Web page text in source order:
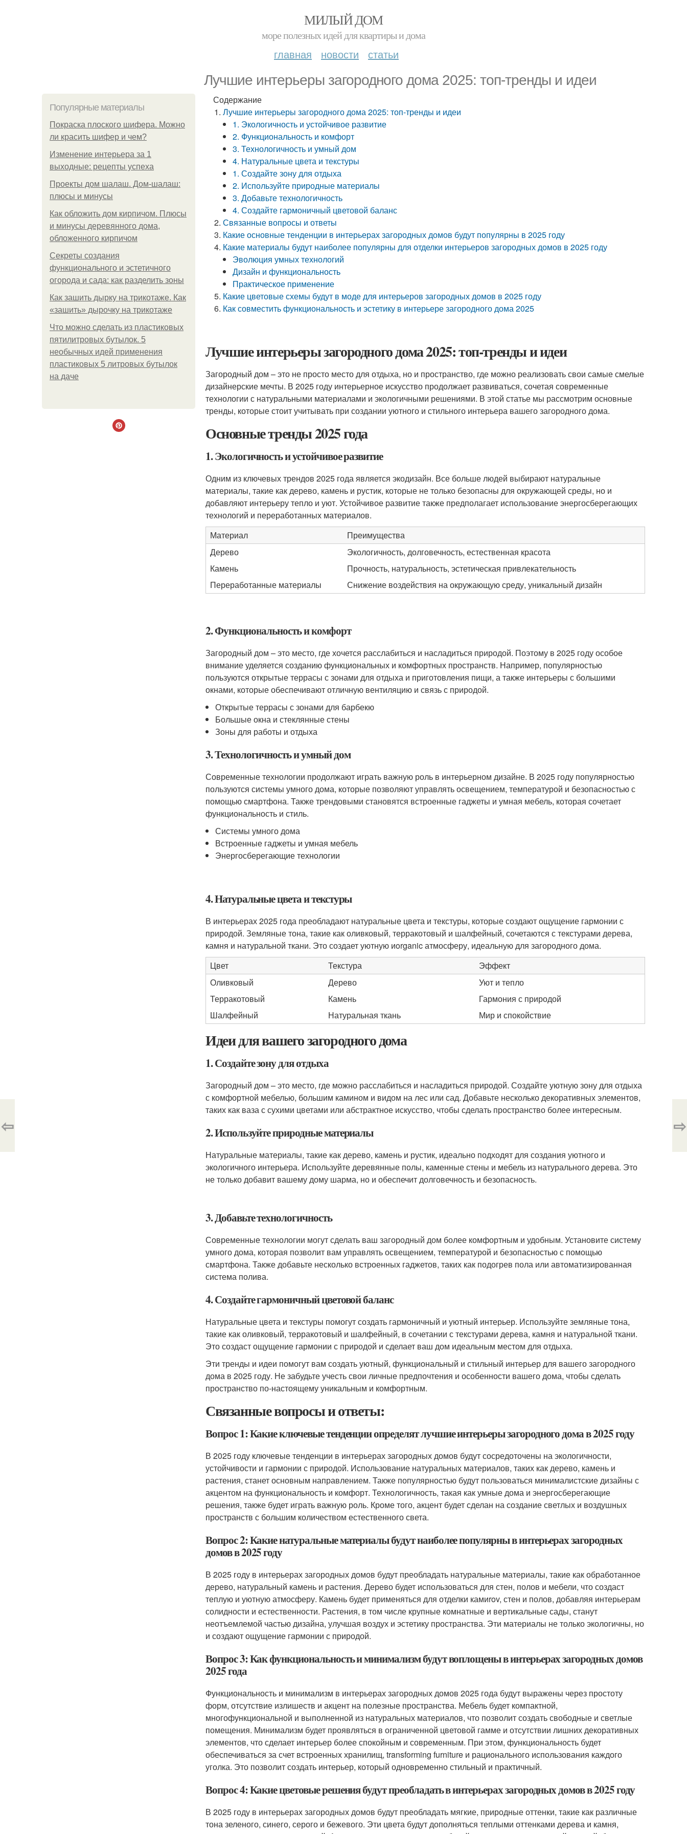
МИЛЫЙ ДОМ
море полезных идей для квартиры и дома
главная новости статьи
Лучшие интерьеры загородного дома 2025: топ-тренды и идеи
Популярные материалы
Покраска плоского шифера. Можно
ли красить шифер и чем?
Изменение интерьера за 1
выходные: рецепты успеха
Проекты дом шалаш. Дом-шалаш:
плюсы и минусы
Как обложить дом кирпичом. Плюсы
и минусы деревянного дома,
обложенного кирпичом
Секреты создания
функционального и эстетичного
огорода и сада: как разделить зоны
Как зашить дырку на трикотаже. Как
«зашить» дырочку на трикотаже
Что можно сделать из пластиковых
пятилитровых бутылок. 5
необычных идей применения
пластиковых 5 литровых бутылок
на даче
Содержание
Лучшие интерьеры загородного дома 2025: топ-тренды и идеи
1. Экологичность и устойчивое развитие
2. Функциональность и комфорт
3. Технологичность и умный дом
4. Натуральные цвета и текстуры
1. Создайте зону для отдыха
2. Используйте природные материалы
3. Добавьте технологичность
4. Создайте гармоничный цветовой баланс
Связанные вопросы и ответы
Какие основные тенденции в интерьерах загородных домов будут популярны в 2025 году
Какие материалы будут наиболее популярны для отделки интерьеров загородных домов в 2025 году
Эволюция умных технологий
Дизайн и функциональность
Практическое применение
Какие цветовые схемы будут в моде для интерьеров загородных домов в 2025 году
Как совместить функциональность и эстетику в интерьере загородного дома 2025
Лучшие интерьеры загородного дома 2025: топ-тренды и идеи
Загородный дом – это не просто место для отдыха, но и пространство, где можно реализовать свои самые смелые
дизайнерские мечты. В 2025 году интерьерное искусство продолжает развиваться, сочетая современные
технологии с натуральными материалами и экологичными решениями. В этой статье мы рассмотрим основные
тренды, которые стоит учитывать при создании уютного и стильного интерьера вашего загородного дома.
Основные тренды 2025 года
1. Экологичность и устойчивое развитие
Одним из ключевых трендов 2025 года является экодизайн. Все больше людей выбирают натуральные
материалы, такие как дерево, камень и рустик, которые не только безопасны для окружающей среды, но и
добавляют интерьеру тепло и уют. Устойчивое развитие также предполагает использование энергосберегающих
технологий и переработанных материалов.
Материал
Преимущества
Дерево
Экологичность, долговечность, естественная красота
Камень
Прочность, натуральность, эстетическая привлекательность
Переработанные материалы
Снижение воздействия на окружающую среду, уникальный дизайн
2. Функциональность и комфорт
Загородный дом – это место, где хочется расслабиться и насладиться природой. Поэтому в 2025 году особое
внимание уделяется созданию функциональных и комфортных пространств. Например, популярностью
пользуются открытые террасы с зонами для отдыха и приготовления пищи, а также интерьеры с большими
окнами, которые обеспечивают отличную вентиляцию и связь с природой.
Открытые террасы с зонами для барбекю
Большые окна и стеклянные стены
Зоны для работы и отдыха
3. Технологичность и умный дом
Современные технологии продолжают играть важную роль в интерьерном дизайне. В 2025 году популярностью
пользуются системы умного дома, которые позволяют управлять освещением, температурой и безопасностью с
помощью смартфона. Также трендовыми становятся встроенные гаджеты и умная мебель, которая сочетает
функциональность и стиль.
Системы умного дома
Встроенные гаджеты и умная мебель
Энергосберегающие технологии
4. Натуральные цвета и текстуры
В интерьерах 2025 года преобладают натуральные цвета и текстуры, которые создают ощущение гармонии с
природой. Земляные тона, такие как оливковый, терракотовый и шалфейный, сочетаются с текстурами дерева,
камня и натуральной ткани. Это создает уютную иorganic атмосферу, идеальную для загородного дома.
Цвет
Текстура
Эффект
Оливковый
Дерево
Уют и тепло
Терракотовый
Камень
Гармония с природой
Шалфейный
Натуральная ткань Мир и спокойствие
Идеи для вашего загородного дома
1. Создайте зону для отдыха
Загородный дом – это место, где можно расслабиться и насладиться природой. Создайте уютную зону для отдыха
с комфортной мебелью, большим камином и видом на лес или сад. Добавьте несколько декоративных элементов,
таких как ваза с сухими цветами или абстрактное искусство, чтобы сделать пространство более интересным.
2. Используйте природные материалы
Натуральные материалы, такие как дерево, камень и рустик, идеально подходят для создания уютного и
экологичного интерьера. Используйте деревянные полы, каменные стены и мебель из натурального дерева. Это
не только добавит вашему дому шарма, но и обеспечит долговечность и безопасность.
3. Добавьте технологичность
Современные технологии могут сделать ваш загородный дом более комфортным и удобным. Установите систему
умного дома, которая позволит вам управлять освещением, температурой и безопасностью с помощью
смартфона. Также добавьте несколько встроенных гаджетов, таких как подогрев пола или автоматизированная
система полива.
4. Создайте гармоничный цветовой баланс
Натуральные цвета и текстуры помогут создать гармоничный и уютный интерьер. Используйте земляные тона,
такие как оливковый, терракотовый и шалфейный, в сочетании с текстурами дерева, камня и натуральной ткани.
Это создаст ощущение гармонии с природой и сделает ваш дом идеальным местом для отдыха.
Эти тренды и идеи помогут вам создать уютный, функциональный и стильный интерьер для вашего загородного
дома в 2025 году. Не забудьте учесть свои личные предпочтения и особенности вашего дома, чтобы сделать
пространство по-настоящему уникальным и комфортным.
Связанные вопросы и ответы:
Вопрос 1: Какие ключевые тенденции определят лучшие интерьеры загородного дома в 2025 году
В 2025 году ключевые тенденции в интерьерах загородных домов будут сосредоточены на экологичности,
устойчивости и гармонии с природой. Использование натуральных материалов, таких как дерево, камень и
растения, станет основным направлением. Также популярностью будут пользоваться минималистские дизайны с
акцентом на функциональность и комфорт. Технологичность, такая как умные дома и энергосберегающие
решения, также будет играть важную роль. Кроме того, акцент будет сделан на создание светлых и воздушных
пространств с большим количеством естественного света.
Вопрос 2: Какие натуральные материалы будут наиболее популярны в интерьерах загородных
домов в 2025 году
В 2025 году в интерьерах загородных домов будут преобладать натуральные материалы, такие как обработанное
дерево, натуральный камень и растения. Дерево будет использоваться для стен, полов и мебели, что создаст
теплую и уютную атмосферу. Камень будет применяться для отделки камиrov, стен и полов, добавляя интерьерам
солидности и естественности. Растения, в том числе крупные комнатные и вертикальные сады, станут
неотъемлемой частью дизайна, улучшая воздух и эстетику пространства. Эти материалы не только экологичны, но
и создают ощущение гармонии с природой.
Вопрос 3: Как функциональность и минимализм будут воплощены в интерьерах загородных домов
2025 года
Функциональность и минимализм в интерьерах загородных домов 2025 года будут выражены через простоту
форм, отсутствие излишеств и акцент на полезные пространства. Мебель будет компактной,
многофункциональной и выполненной из натуральных материалов, что позволит создать свободные и светлые
помещения. Минимализм будет проявляться в ограниченной цветовой гамме и отсутствии лишних декоративных
элементов, что сделает интерьер более спокойным и современным. При этом, функциональность будет
обеспечиваться за счет встроенных хранилищ, transforming furniture и рационального использования каждого
уголка. Это позволит создать интерьер, который одновременно стильный и практичный.
Вопрос 4: Какие цветовые решения будут преобладать в интерьерах загородных домов в 2025 году
В 2025 году в интерьерах загородных домов будут преобладать мягкие, природные оттенки, такие как различные
тона зеленого, синего, серого и бежевого. Эти цвета будут дополняться теплыми оттенками дерева и камня,
⇦ ⇨